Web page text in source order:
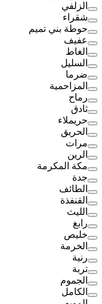
الزلفي
شقراء
حوطة بني تميم
عفيف
الغاط
السليل
ضرما
المزاحمية
رماح
ثادق
حريملاء
الحريق
مرات
الرين
مكة المكرمة
جدة
الطائف
القنفذة
الليث
رابغ
خليص
الخرمة
رنية
تربة
الجموم
الكامل